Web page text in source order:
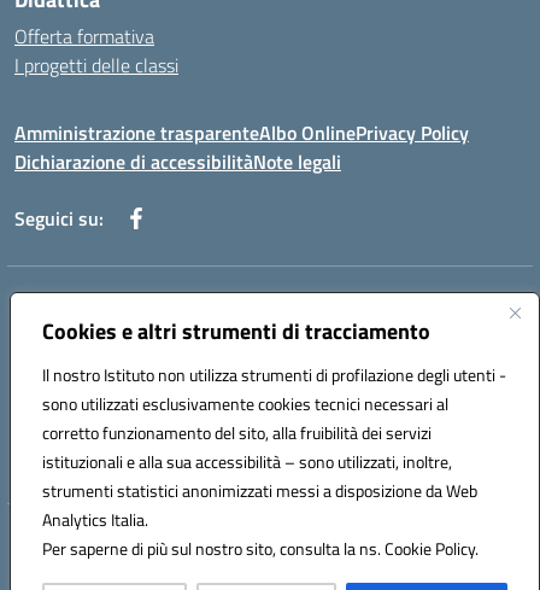
Cookies e altri strumenti di tracciamento
Il nostro Istituto non utilizza strumenti di profilazione degli utenti -
sono utilizzati esclusivamente cookies tecnici necessari al
corretto funzionamento del sito, alla fruibilità dei servizi
istituzionali e alla sua accessibilità – sono utilizzati, inoltre,
strumenti statistici anonimizzati messi a disposizione da Web
Analytics Italia.
Per saperne di più sul nostro sito, consulta la ns. Cookie Policy.
Offerta formativa
I progetti delle classi
Amministrazione trasparenteAlbo OnlinePrivacy Policy
Dichiarazione di accessibilitàNote legali
Seguici su:
Indirizzo:
Centralino:+39 0965 78 12 60 Email:rcic841003@istruzione.it
Codice fiscale: 92034530805
Codice meccanografico:
rcic841003
Codice Indice delle Pubbliche Amministrazioni (IPA): istsc_rcic841003
Hosting & Powered by 3D Solution S.r.l.
Concept & Design by Designers Italia